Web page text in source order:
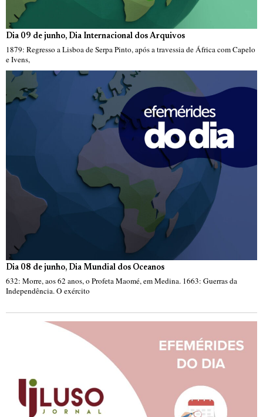
Dia 09 de junho, Dia Internacional dos Arquivos
1879: Regresso a Lisboa de Serpa Pinto, após a travessia de África com Capelo
e Ivens,
Dia 08 de junho, Dia Mundial dos Oceanos
632: Morre, aos 62 anos, o Profeta Maomé, em Medina. 1663: Guerras da
Independência. O exército